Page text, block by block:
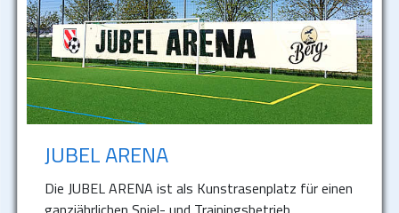
JUBEL ARENA
Die JUBEL ARENA ist als Kunstrasenplatz für einen